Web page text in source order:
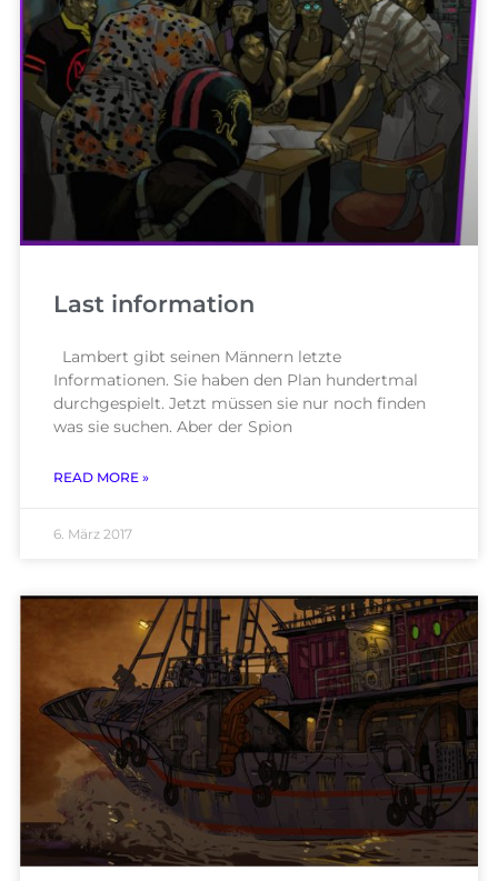
Last information
Lambert gibt seinen Männern letzte
Informationen. Sie haben den Plan hundertmal
durchgespielt. Jetzt müssen sie nur noch finden
was sie suchen. Aber der Spion
READ MORE »
6. März 2017